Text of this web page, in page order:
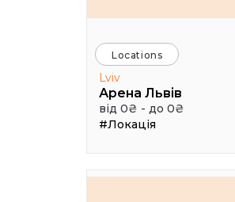
Locations
Lviv
Арена Львів
від 0₴ - до 0₴
#Локація